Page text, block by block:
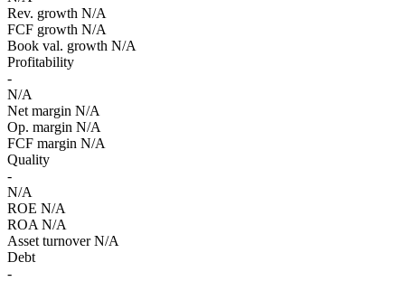
Rev. growth N/A
FCF growth N/A
Book val. growth N/A
Profitability
-
N/A
Net margin N/A
Op. margin N/A
FCF margin N/A
Quality
-
N/A
ROE N/A
ROA N/A
Asset turnover N/A
Debt
-